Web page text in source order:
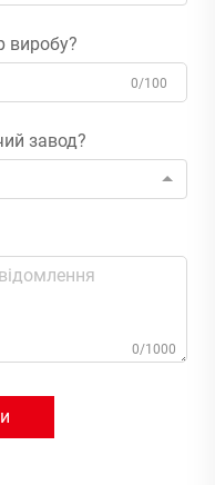
виробу?
0/100
завод?
0/1000